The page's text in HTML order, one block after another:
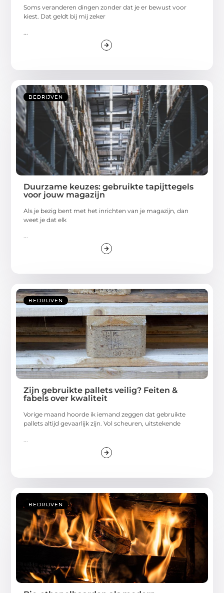
Soms veranderen dingen zonder dat je er bewust voor
kiest. Dat geldt bij mij zeker
...
BEDRIJVEN
Duurzame keuzes: gebruikte tapijttegels
voor jouw magazijn
Als je bezig bent met het inrichten van je magazijn, dan
weet je dat elk
...
BEDRIJVEN
Zijn gebruikte pallets veilig? Feiten &
fabels over kwaliteit
Vorige maand hoorde ik iemand zeggen dat gebruikte
pallets altijd gevaarlijk zijn. Vol scheuren, uitstekende
BEDRIJVEN